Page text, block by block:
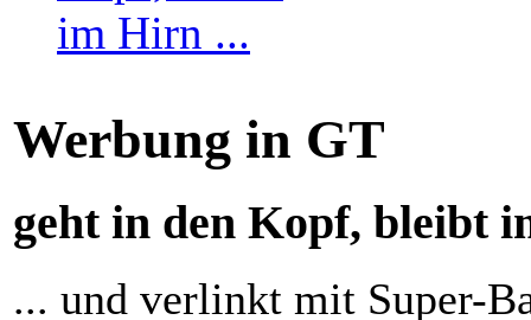
Werbung in GT
geht in den Kopf, bleibt
... und verlinkt mit Super-